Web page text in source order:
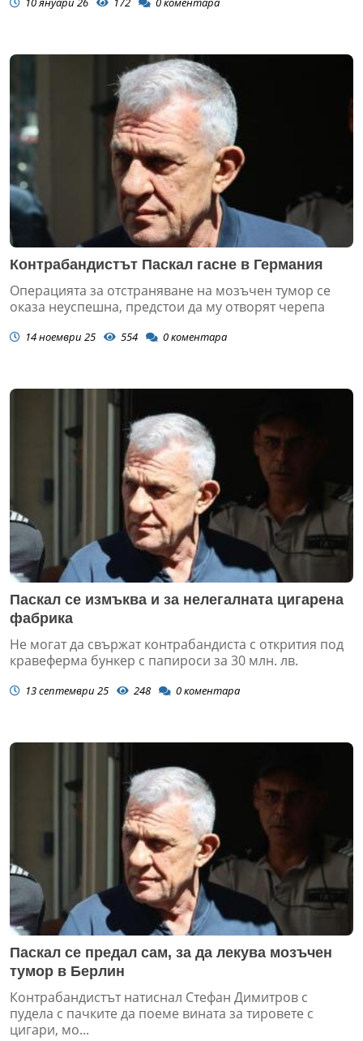
Контрабандистът Паскал гасне в Германия
Операцията за отстраняване на мозъчен тумор се
оказа неуспешна, предстои да му отворят черепа
14 ноември 25 554 0коментара
Паскал се измъква и за нелегалната цигарена
фабрика
Не могат да свържат контрабандиста с открития под
кравеферма бункер с папироси за 30 млн. лв.
13 септември 25 248 0коментара
Паскал се предал сам, за да лекува мозъчен
тумор в Берлин
Контрабандистът натиснал Стефан Димитров с
пудела с пачките да поеме вината за тировете с
цигари, мо...